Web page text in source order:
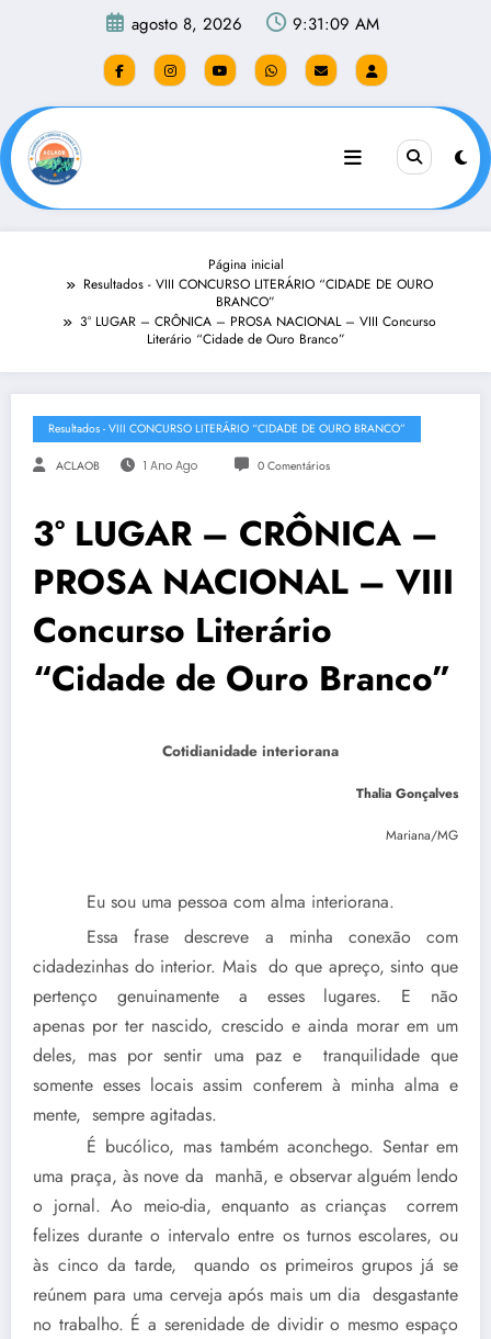
agosto 8, 2026 9:31:09 AM
Página inicial
Resultados - VIII CONCURSO LITERÁRIO “CIDADE DE OURO
BRANCO”
3° LUGAR – CRÔNICA – PROSA NACIONAL – VIII Concurso
Literário “Cidade de Ouro Branco”
Resultados - VIII CONCURSO LITERÁRIO “CIDADE DE OURO BRANCO”
ACLAOB 1 Ano Ago 0 Comentários
3° LUGAR – CRÔNICA –
PROSA NACIONAL – VIII
Concurso Literário
“Cidade de Ouro Branco”
Cotidianidade interiorana
Thalia Gonçalves
Mariana/MG
Eu sou uma pessoa com alma interiorana.
Essa frase descreve a minha conexão com
cidadezinhas do interior. Mais do que apreço, sinto que
pertenço genuinamente a esses lugares. E não
apenas por ter nascido, crescido e ainda morar em um
deles, mas por sentir uma paz e tranquilidade que
somente esses locais assim conferem à minha alma e
mente, sempre agitadas.
É bucólico, mas também aconchego. Sentar em
uma praça, às nove da manhã, e observar alguém lendo
o jornal. Ao meio-dia, enquanto as crianças correm
felizes durante o intervalo entre os turnos escolares, ou
às cinco da tarde, quando os primeiros grupos já se
reúnem para uma cerveja após mais um dia desgastante
no trabalho. É a serenidade de dividir o mesmo espaço